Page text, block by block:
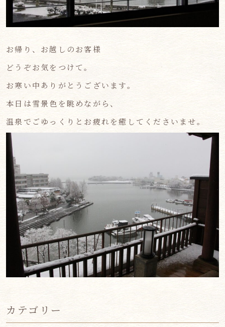
お帰り、お越しのお客様
どうぞお気をつけて。
お寒い中ありがとうございます。
本日は雪景色を眺めながら、
温泉でごゆっくりとお疲れを癒してくださいませ。
カテゴリー